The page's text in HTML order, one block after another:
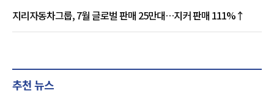
지리자동차그룹, 7월 글로벌 판매 25만대…지커 판매 111%↑
추천 뉴스